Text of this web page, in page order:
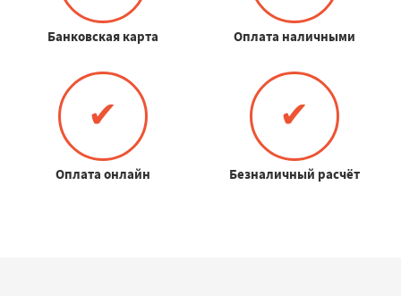
Банковская карта Оплата наличными
✔
Оплата онлайн
✔
Безналичный расчёт